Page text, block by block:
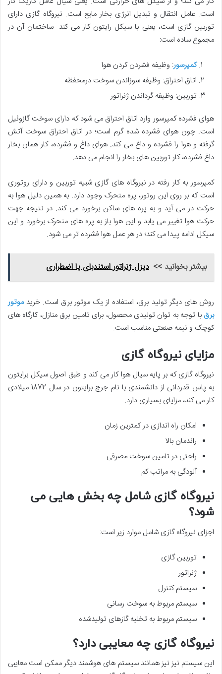
است. عامل انتقال و تبدیل انرژی بخار مایع است. نیروگاه گازی دارای
توربین گازی است، یعنی با سیکل رایتون کار می کند. ساختمان آن در
مجموع ساده است:
کمپرسور: وظیفه فشردن کردن هوا
اتاق احتراق: وظیفه سوزاندن سوخت درمحفظه
توربین: وظیفه گرداندن ژنراتور
هوای فشرده کمپرسور وارد اتاق احتراق می شود که دارای سوخت گازوئیل
است. چون هوای فشرده شده گرم است؛ در اتاق احتراق سوخت آتش
گرفته و هوا را فشرده و داغ می کند. هوای داغ و فشرده، کار همان بخار
داغ فشرده، کار توربین های بخار را انجام می دهد.
کمپرسور به کار رفته در نیروگاه های گازی شبیه توربین و دارای روتوری
است که بر روی این روتور، پره متحرک وجود دارد. به همین دلیل هوا به
حرکت در می آید و به پره های ساکن برخورد می کند. در نتیجه جهت
حرکت هوا تغییر می یابد و این هوا باز به پره های متحرک برخورد و این
سیکل ادامه پیدا می کند؛ در هر عمل هوا فشرده تر می شود.
بیشتر بخوانید >> دیزل ژنراتور استندبای یا اضطراری
روش های دیگر تولید برق، استفاده از یک موتور برق است. خریدموتور
برق با توجه به توان تولیدی محصول، برای تامین برق منازل، کارگاه های
کوچک و نیمه صنعتی مناسب است.
مزایای نیروگاه گازی
نیروگاه گازی که بر پایه سیال هوا کار می کند و طبق اصول سیکل برایتون
به پاس قدردانی از دانشمندی با نام جرج برایتون در سال 1872 میلادی
کار می کند، مزایای بسیاری دارد.
امکان راه اندازی در کمترین زمان
راندمان بالا
راحتی در تامین سوخت مصرفی
آلودگی به مراتب کم
نیروگاه گازی شامل چه بخش هایی می
شود؟
اجزای نیروگاه گازی شامل موارد زیر است:
توربین گازی
ژنراتور
سیستم کنترل
سیستم مربوط به سوخت رسانی
سیستم مربوط به تخلیه گازهای تولیدشده
نیروگاه گازی چه معایبی دارد؟
این سیستم نیز نیز همانند سیستم های هوشمند دیگر ممکن است معایبی